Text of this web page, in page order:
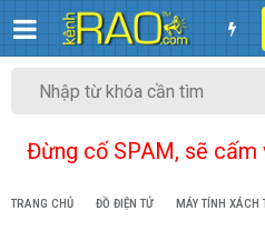
Đừng cố SPAM, sẽ cấm
TRANG CHỦ ĐỒ ĐIỆN TỬ MÁY TÍNH XÁCH